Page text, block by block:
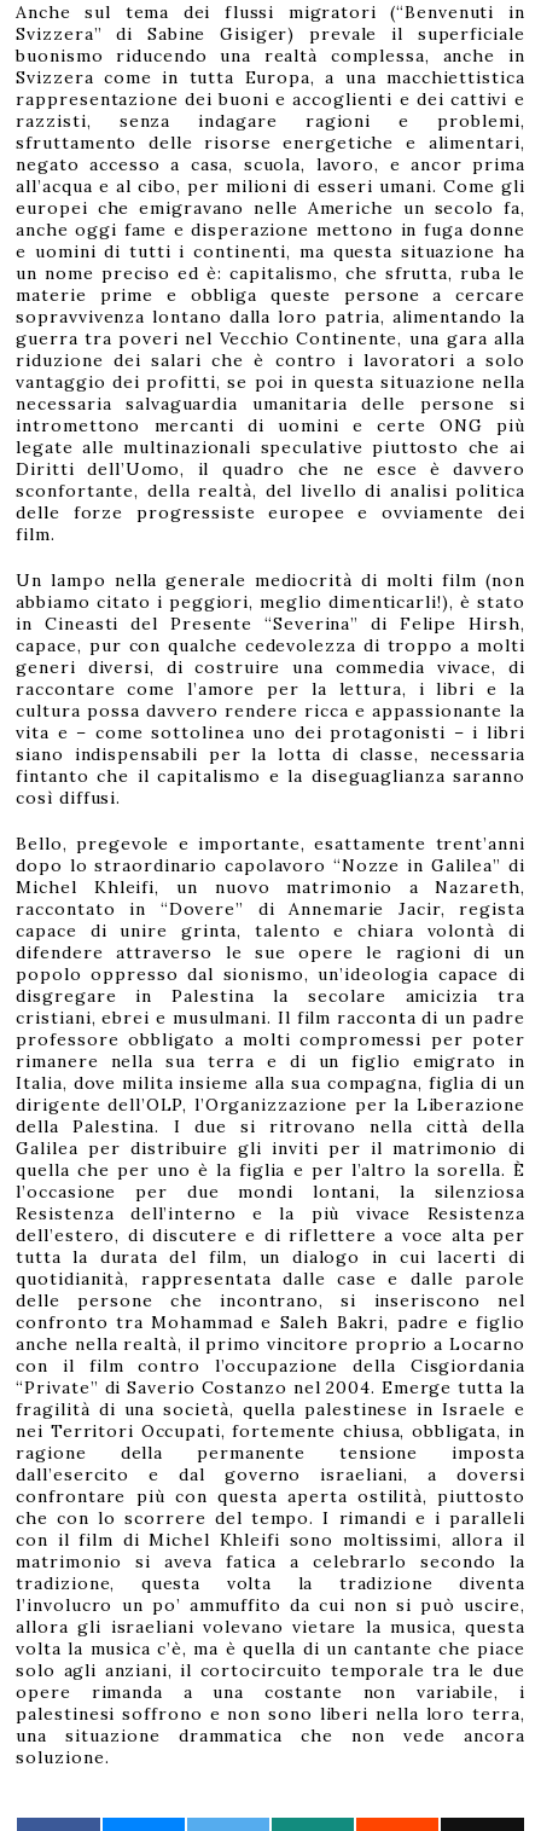
Anche sul tema dei flussi migratori (“Benvenuti in
Svizzera” di Sabine Gisiger) prevale il superficiale
buonismo riducendo una realtà complessa, anche in
Svizzera come in tutta Europa, a una macchiettistica
rappresentazione dei buoni e accoglienti e dei cattivi e
razzisti, senza indagare ragioni e problemi,
sfruttamento delle risorse energetiche e alimentari,
negato accesso a casa, scuola, lavoro, e ancor prima
all’acqua e al cibo, per milioni di esseri umani. Come gli
europei che emigravano nelle Americhe un secolo fa,
anche oggi fame e disperazione mettono in fuga donne
e uomini di tutti i continenti, ma questa situazione ha
un nome preciso ed è: capitalismo, che sfrutta, ruba le
materie prime e obbliga queste persone a cercare
sopravvivenza lontano dalla loro patria, alimentando la
guerra tra poveri nel Vecchio Continente, una gara alla
riduzione dei salari che è contro i lavoratori a solo
vantaggio dei profitti, se poi in questa situazione nella
necessaria salvaguardia umanitaria delle persone si
intromettono mercanti di uomini e certe ONG più
legate alle multinazionali speculative piuttosto che ai
Diritti dell’Uomo, il quadro che ne esce è davvero
sconfortante, della realtà, del livello di analisi politica
delle forze progressiste europee e ovviamente dei
film.
Un lampo nella generale mediocrità di molti film (non
abbiamo citato i peggiori, meglio dimenticarli!), è stato
in Cineasti del Presente “Severina” di Felipe Hirsh,
capace, pur con qualche cedevolezza di troppo a molti
generi diversi, di costruire una commedia vivace, di
raccontare come l’amore per la lettura, i libri e la
cultura possa davvero rendere ricca e appassionante la
vita e – come sottolinea uno dei protagonisti – i libri
siano indispensabili per la lotta di classe, necessaria
fintanto che il capitalismo e la diseguaglianza saranno
così diffusi.
Bello, pregevole e importante, esattamente trent’anni
dopo lo straordinario capolavoro “Nozze in Galilea” di
Michel Khleifi, un nuovo matrimonio a Nazareth,
raccontato in “Dovere” di Annemarie Jacir, regista
capace di unire grinta, talento e chiara volontà di
difendere attraverso le sue opere le ragioni di un
popolo oppresso dal sionismo, un’ideologia capace di
disgregare in Palestina la secolare amicizia tra
cristiani, ebrei e musulmani. Il film racconta di un padre
professore obbligato a molti compromessi per poter
rimanere nella sua terra e di un figlio emigrato in
Italia, dove milita insieme alla sua compagna, figlia di un
dirigente dell’OLP, l’Organizzazione per la Liberazione
della Palestina. I due si ritrovano nella città della
Galilea per distribuire gli inviti per il matrimonio di
quella che per uno è la figlia e per l’altro la sorella. È
l’occasione per due mondi lontani, la silenziosa
Resistenza dell’interno e la più vivace Resistenza
dell’estero, di discutere e di riflettere a voce alta per
tutta la durata del film, un dialogo in cui lacerti di
quotidianità, rappresentata dalle case e dalle parole
delle persone che incontrano, si inseriscono nel
confronto tra Mohammad e Saleh Bakri, padre e figlio
anche nella realtà, il primo vincitore proprio a Locarno
con il film contro l’occupazione della Cisgiordania
“Private” di Saverio Costanzo nel 2004. Emerge tutta la
fragilità di una società, quella palestinese in Israele e
nei Territori Occupati, fortemente chiusa, obbligata, in
ragione della permanente tensione imposta
dall’esercito e dal governo israeliani, a doversi
confrontare più con questa aperta ostilità, piuttosto
che con lo scorrere del tempo. I rimandi e i paralleli
con il film di Michel Khleifi sono moltissimi, allora il
matrimonio si aveva fatica a celebrarlo secondo la
tradizione, questa volta la tradizione diventa
l’involucro un po’ ammuffito da cui non si può uscire,
allora gli israeliani volevano vietare la musica, questa
volta la musica c’è, ma è quella di un cantante che piace
solo agli anziani, il cortocircuito temporale tra le due
opere rimanda a una costante non variabile, i
palestinesi soffrono e non sono liberi nella loro terra,
una situazione drammatica che non vede ancora
soluzione.